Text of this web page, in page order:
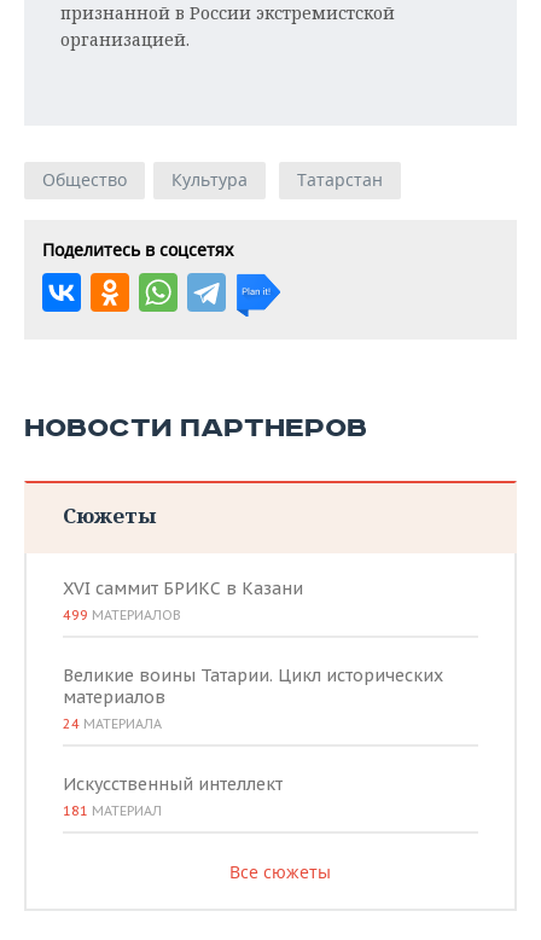
признанной в России экстремистской
организацией.
Общество Культура Татарстан
Поделитесь в соцсетях
НОВОСТИ ПАРТНЕРОВ
Сюжеты
XVI саммит БРИКС в Казани
499 МАТЕРИАЛОВ
Великие воины Татарии. Цикл исторических
материалов
24 МАТЕРИАЛА
Искусственный интеллект
181 МАТЕРИАЛ
Все сюжеты